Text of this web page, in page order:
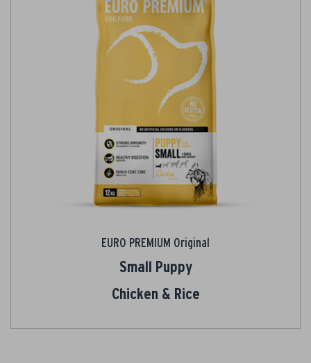
EURO PREMIUM Original
Small Puppy
Chicken & Rice